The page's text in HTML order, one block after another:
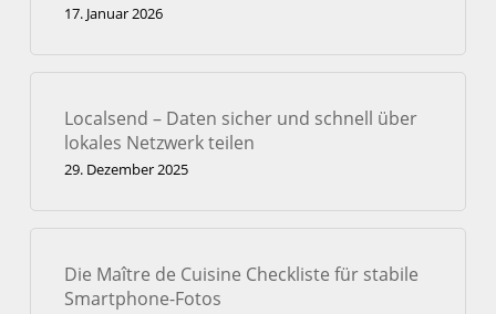
17. Januar 2026
Localsend – Daten sicher und schnell über
lokales Netzwerk teilen
29. Dezember 2025
Die Maître de Cuisine Checkliste für stabile
Smartphone-Fotos